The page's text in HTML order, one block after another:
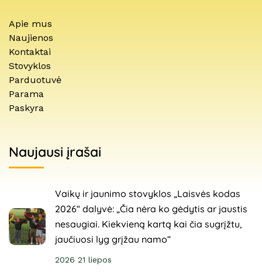
Apie mus
Naujienos
Kontaktai
Stovyklos
Parduotuvė
Parama
Paskyra
Naujausi įrašai
Vaikų ir jaunimo stovyklos „Laisvės kodas
2026“ dalyvė: „Čia nėra ko gėdytis ar jaustis
nesaugiai. Kiekvieną kartą kai čia sugrįžtu,
jaučiuosi lyg grįžau namo“
2026 21 liepos